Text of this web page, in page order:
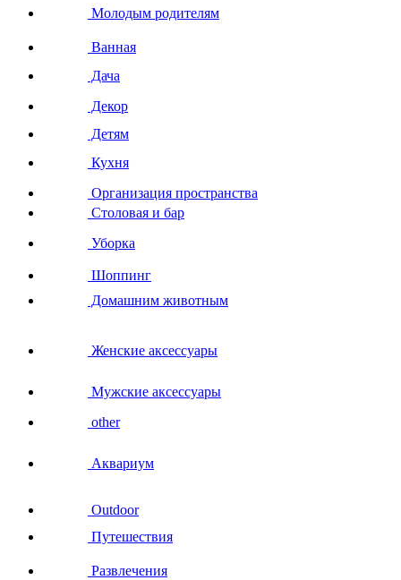
Молодым родителям
Ванная
Дача
Декор
Детям
Кухня
Организация пространства
Столовая и бар
Уборка
Шоппинг
Домашним животным
Женские аксессуары
Мужские аксессуары
other
Аквариум
Outdoor
Путешествия
Развлечения